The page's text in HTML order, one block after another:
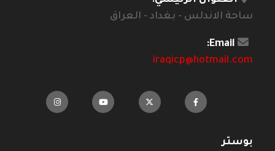
ساحة الاندلس - بغداد - العراق
Email:
iraqicp@hotmail.com
بوستر